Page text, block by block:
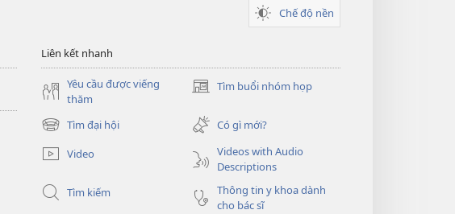
Chế độ nền
Liên kết nhanh
Yêu cầu được viếng
thăm
Tìm buổi nhóm họp
(mở
sổ
Tìm đại hội
(mở
cửa
sổ
Có gì mới?
Video
Videos with Audio
Descriptions
Tìm kiếm
Thông tin y khoa dành
cho bác sĩ